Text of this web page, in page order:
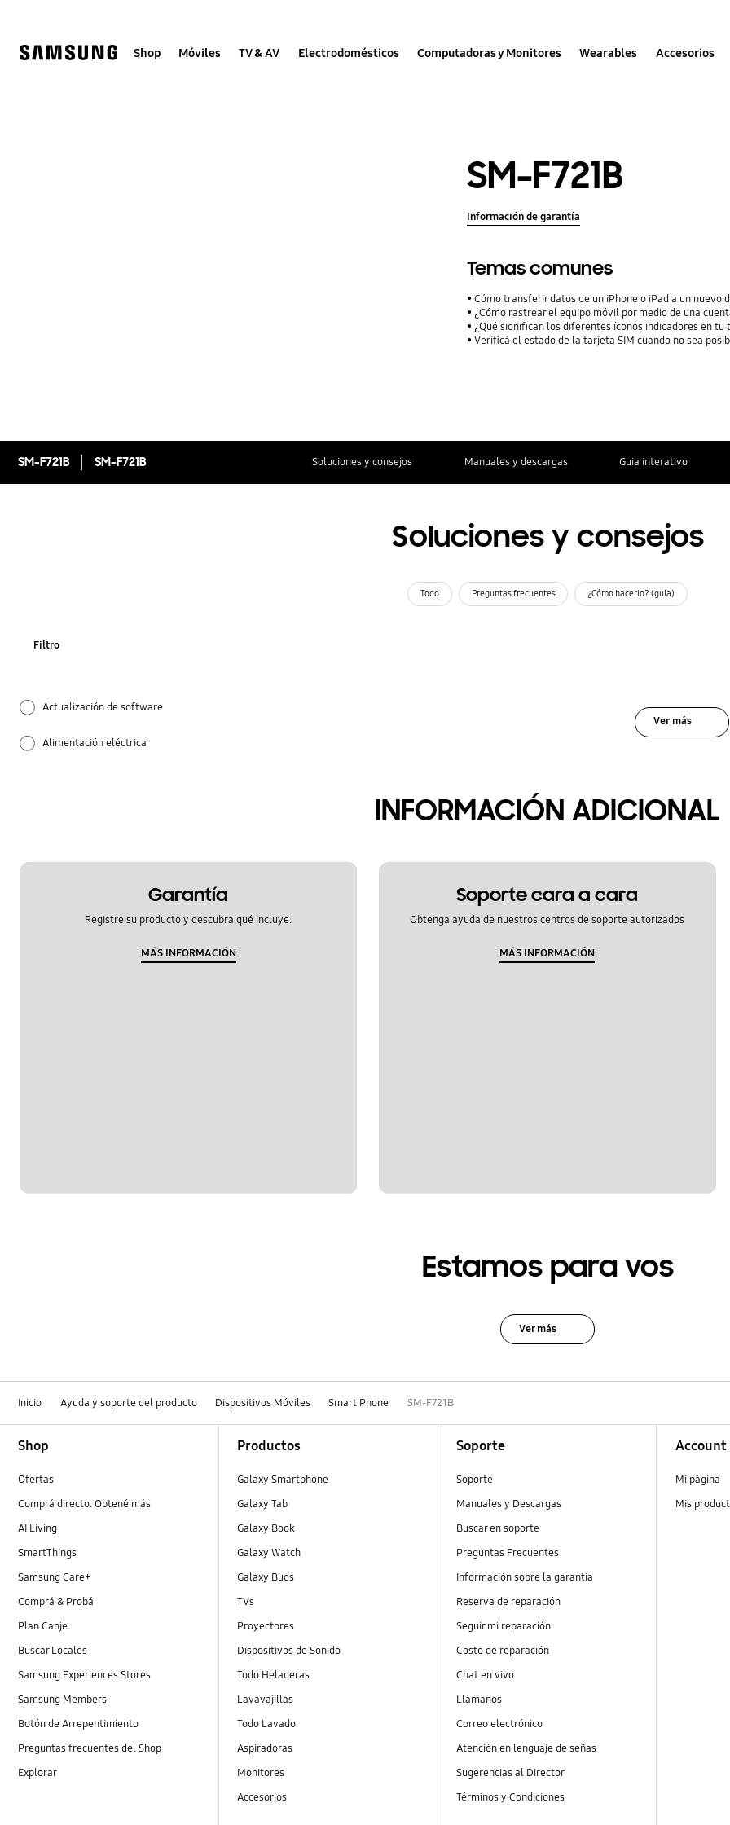
Shop Móviles TV & AV Electrodomésticos Computadoras y Monitores Wearables Accesorios
SM-F721B
Información de garantía
Temas comunes
Cómo transferir datos de un iPhone o iPad a un nuevo
¿Cómo rastrear el equipo móvil por medio de una
¿Qué significan los diferentes íconos indicadores en tu
Verificá el estado de la tarjeta SIM cuando no sea
SM-F721B SM-F721B Soluciones y consejos Manuales y descargas Guia interativo
Soluciones y consejos
Todo Preguntas frecuentes ¿Cómo hacerlo? (guía)
Filtro
Actualización de software
Alimentación eléctrica
Bluetooth
Ver más
INFORMACIÓN ADICIONAL
Garantía
Registre su producto y descubra qué incluye.
MÁS INFORMACIÓN
Soporte cara a cara
Obtenga ayuda de nuestros centros de soporte autorizados
MÁS INFORMACIÓN
Estamos para vos
Ver más
Inicio Ayuda y soporte del producto Dispositivos Móviles Smart Phone SM-F721B
Shop
Ofertas
Comprá directo. Obtené más
AI Living
SmartThings
Samsung Care+
Comprá & Probá
Plan Canje
Buscar Locales
Samsung Experiences Stores
Samsung Members
Botón de Arrepentimiento
Preguntas frecuentes del Shop
Explorar
Productos
Galaxy Smartphone
Galaxy Tab
Galaxy Book
Galaxy Watch
Galaxy Buds
TVs
Proyectores
Dispositivos de Sonido
Todo Heladeras
Lavavajillas
Todo Lavado
Aspiradoras
Monitores
Accesorios
Soporte
Soporte
Manuales y Descargas
Buscar en soporte
Preguntas Frecuentes
Información sobre la garantía
Reserva de reparación
Seguir mi reparación
Costo de reparación
Chat en vivo
Llámanos
Correo electrónico
Atención en lenguaje de señas
Sugerencias al Director
Términos y Condiciones
Account
Mi página
Mis